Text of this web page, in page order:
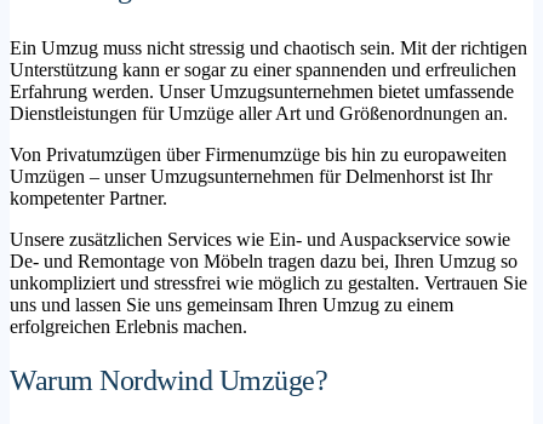
Ein Umzug muss nicht stressig und chaotisch sein. Mit der richtigen
Unterstützung kann er sogar zu einer spannenden und erfreulichen
Erfahrung werden. Unser Umzugsunternehmen bietet umfassende
Dienstleistungen für Umzüge aller Art und Größenordnungen an.
Von Privatumzügen über Firmenumzüge bis hin zu europaweiten
Umzügen – unser Umzugsunternehmen für Delmenhorst ist Ihr
kompetenter Partner.
Unsere zusätzlichen Services wie Ein- und Auspackservice sowie
De- und Remontage von Möbeln tragen dazu bei, Ihren Umzug so
unkompliziert und stressfrei wie möglich zu gestalten. Vertrauen Sie
uns und lassen Sie uns gemeinsam Ihren Umzug zu einem
erfolgreichen Erlebnis machen.
Warum Nordwind Umzüge?